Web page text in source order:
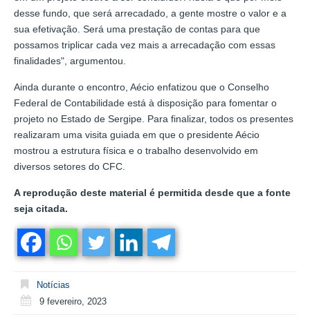
desse fundo, que será arrecadado, a gente mostre o valor e a
sua efetivação. Será uma prestação de contas para que
possamos triplicar cada vez mais a arrecadação com essas
finalidades", argumentou.
Ainda durante o encontro, Aécio enfatizou que o Conselho
Federal de Contabilidade está à disposição para fomentar o
projeto no Estado de Sergipe. Para finalizar, todos os presentes
realizaram uma visita guiada em que o presidente Aécio
mostrou a estrutura física e o trabalho desenvolvido em
diversos setores do CFC.
A reprodução deste material é permitida desde que a fonte
seja citada.
Notícias
9 fevereiro, 2023